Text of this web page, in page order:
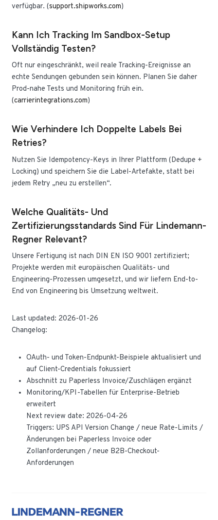
verfügbar. (support.shipworks.com)
Kann Ich Tracking Im Sandbox-Setup
Vollständig Testen?
Oft nur eingeschränkt, weil reale Tracking-Ereignisse an
echte Sendungen gebunden sein können. Planen Sie daher
Prod-nahe Tests und Monitoring früh ein.
(carrierintegrations.com)
Wie Verhindere Ich Doppelte Labels Bei
Retries?
Nutzen Sie Idempotency-Keys in Ihrer Plattform (Dedupe +
Locking) und speichern Sie die Label-Artefakte, statt bei
jedem Retry „neu zu erstellen“.
Welche Qualitäts- Und
Zertifizierungsstandards Sind Für Lindemann-
Regner Relevant?
Unsere Fertigung ist nach DIN EN ISO 9001 zertifiziert;
Projekte werden mit europäischen Qualitäts- und
Engineering-Prozessen umgesetzt, und wir liefern End-to-
End von Engineering bis Umsetzung weltweit.
Last updated: 2026-01-26
Changelog:
OAuth- und Token-Endpunkt-Beispiele aktualisiert und
auf Client-Credentials fokussiert
Abschnitt zu Paperless Invoice/Zuschlägen ergänzt
Monitoring/KPI-Tabellen für Enterprise-Betrieb
erweitert
Next review date: 2026-04-26
Triggers: UPS API Version Change / neue Rate-Limits /
Änderungen bei Paperless Invoice oder
Zollanforderungen / neue B2B-Checkout-
Anforderungen